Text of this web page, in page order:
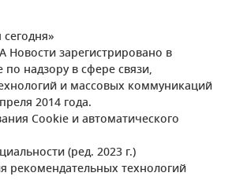
Новости зарегистрировано в
надзору в сфере связи,
и массовых коммуникаций
2014 года.
Cookie и автоматического
(ред. 2023 г.)
рекомендательных технологий